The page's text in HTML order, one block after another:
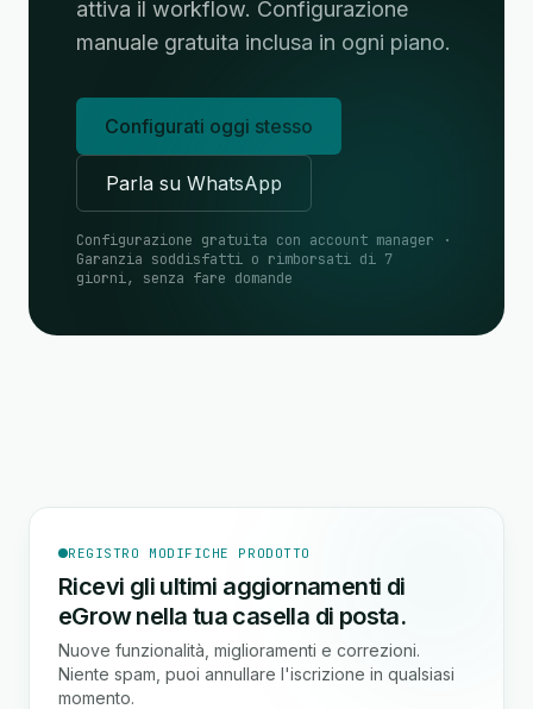
attiva il workflow. Configurazione
manuale gratuita inclusa in ogni piano.
Configurati oggi stesso
Parla su WhatsApp
Configurazione gratuita con account manager ·
Garanzia soddisfatti o rimborsati di 7
giorni, senza fare domande
REGISTRO MODIFICHE PRODOTTO
Ricevi gli ultimi aggiornamenti di
eGrow nella tua casella di posta.
Nuove funzionalità, miglioramenti e correzioni.
Niente spam, puoi annullare l'iscrizione in qualsiasi
momento.